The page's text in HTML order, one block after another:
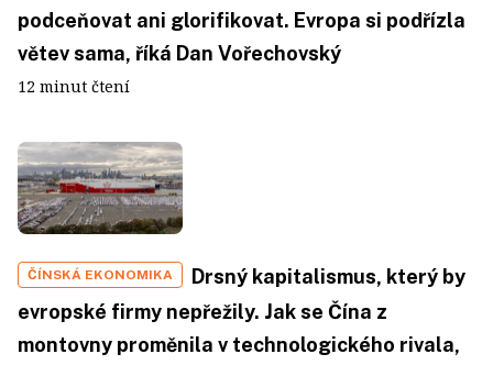
podceňovat ani glorifikovat. Evropa si podřízla
větev sama, říká Dan Vořechovský
12 minut čtení
ČÍNSKÁ EKONOMIKA
Drsný kapitalismus, který by
evropské firmy nepřežily. Jak se Čína z
montovny proměnila v technologického rivala,